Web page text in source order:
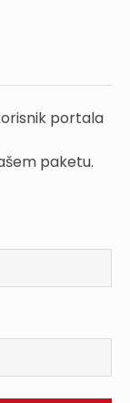
portala
paketu.